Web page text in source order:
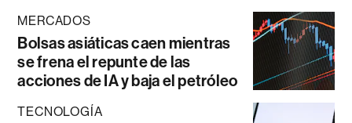
MERCADOS
Bolsas asiáticas caen mientras
se frena el repunte de las
acciones de IA y baja el petróleo
TECNOLOGÍA